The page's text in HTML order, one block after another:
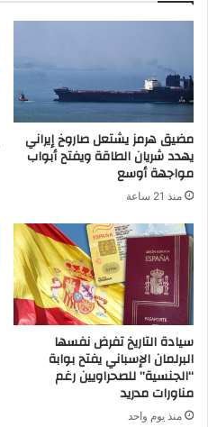
مضيق هرمز يشتعل صاروخ إيراني
يهدد شريان الطاقة ويفتح أبواب
مواجهة أوسع
منذ 21 ساعة
سيادة التاريخ تفرض نفسها
البرلمان الإسباني يفتح بوابة
“الجنسية” للصحراويين رغم
مناورات مدريد
منذ يوم واحد